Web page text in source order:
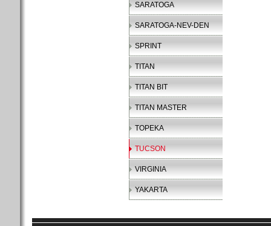
SARATOGA
SARATOGA-NEV-DEN
SPRINT
TITAN
TITAN BIT
TITAN MASTER
TOPEKA
TUCSON
VIRGINIA
YAKARTA